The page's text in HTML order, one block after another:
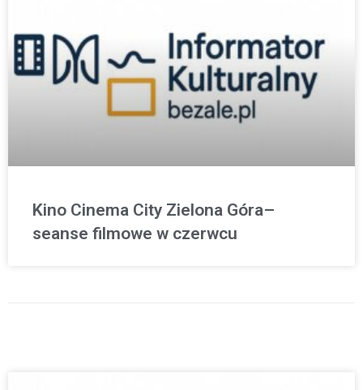
Kino Cinema City Zielona Góra–
seanse filmowe w czerwcu